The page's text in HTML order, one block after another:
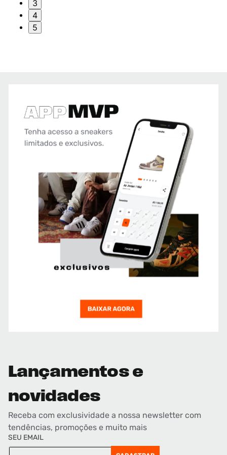
3
4
5
Lançamentos e
novidades
Receba com exclusividade a nossa newsletter com
tendências, promoções e muito mais
SEU EMAIL